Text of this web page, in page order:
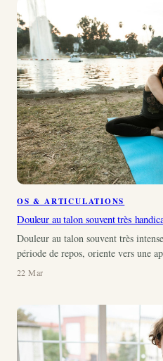
OS & ARTICULATIONS
Douleur au talon souvent très
Douleur au talon souvent très
période de repos, oriente vers une
22 Mar